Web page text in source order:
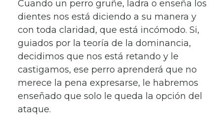
Cuando un perro gruñe, ladra o enseña los
dientes nos está diciendo a su manera y
con toda claridad, que está incómodo. Si,
guiados por la teoría de la dominancia,
decidimos que nos está retando y le
castigamos, ese perro aprenderá que no
merece la pena expresarse, le habremos
enseñado que solo le queda la opción del
ataque.